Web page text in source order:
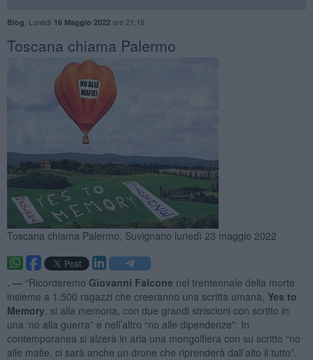
Blog Lunedì 16 Maggio 2022ore 21:18
Toscana chiama Palermo
Toscana chiama Palermo, Suvignano lunedì 23 maggio 2022
. — “Ricorderemo Giovanni Falcone nel trentennale della morte
insieme a 1.500 ragazzi che creeranno una scritta umana, Yes to
Memory , si alla memoria, con due grandi striscioni con scritto in
una ‘no alla guerra” e nell’altro “no alle dipendenze". In
contemporanea si alzerà in aria una mongolfiera con su scritto “no
alle mafie, ci sarà anche un drone che riprenderà dall’alto il tutto”.